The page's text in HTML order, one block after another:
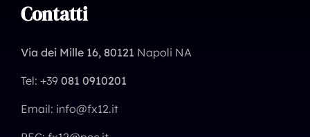
Contatti
Via dei Mille 16, 80121 Napoli NA
Tel: +39 081 0910201
Email: info@fx12.it